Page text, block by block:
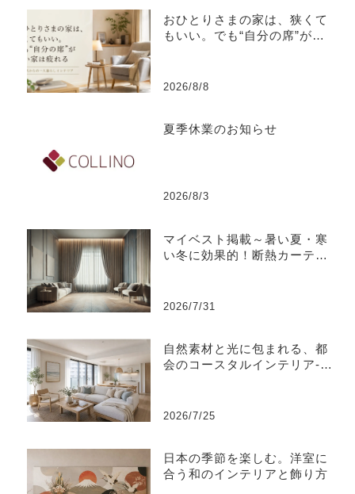
おひとりさまの家は、狭くて
もいい。でも“自分の席”がな
2026/8/8
夏季休業のお知らせ
2026/8/3
マイベスト掲載～暑い夏・寒
い冬に効果的！断熱カーテン
2026/7/31
自然素材と光に包まれる、都
会のコースタルインテリア-江
2026/7/25
日本の季節を楽しむ。洋室に
合う和のインテリアと飾り方